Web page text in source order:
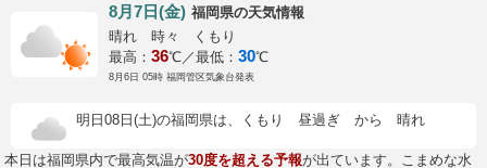
8月7日(金) 福岡県の天気情報
晴れ 時々 くもり
最高： 36℃／最低： 30℃
8月6日 05時 福岡管区気象台発表
明日08日(土)の福岡県は、くもり 昼過ぎ から 晴れ
本日は福岡県内で最高気温が30度を超える予報が出ています。こまめな水